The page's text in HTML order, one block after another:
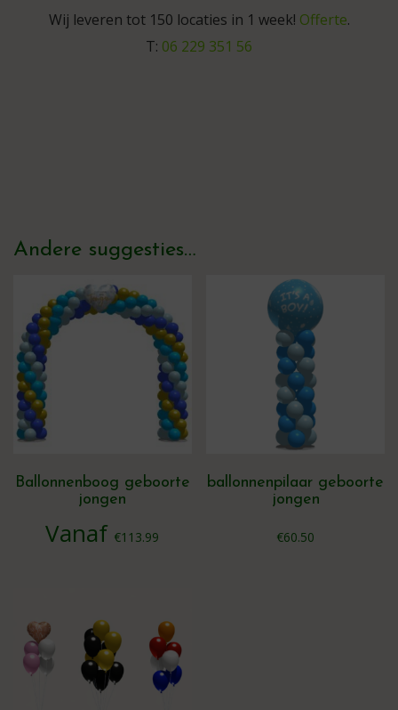
Wij leveren tot 150 locaties in 1 week! Offerte.
T: 06 229 351 56
Andere suggesties…
Ballonnenboog geboorte
jongen
Vanaf €113.99
variaties.
Deze
optie
kan
ballonnenpilaar geboorte
jongen
€60.50